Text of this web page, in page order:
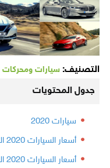
التصنيف: سيارات ومحركات|
جدول المحتويات
سيارات 2020
أسعار السيارات 2020 السيدان
أسعار السيارات 2020 الدفع الرباعي